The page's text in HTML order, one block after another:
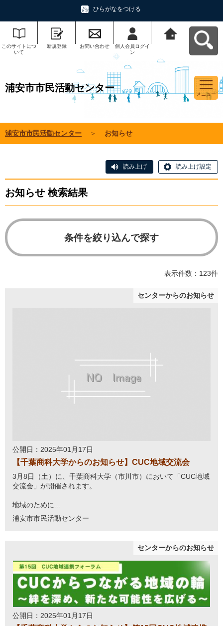
ひらがなをつける
このサイトにつ
いて
新規登録 お問い合わせ
個人会員ログイ
ン
浦安市市民活動センター
メニュー
浦安市市民活動センター ＞ お知らせ
読み上げ 読み上げ設定
お知らせ 検索結果
条件を絞り込んで探す
表示件数：123件
センターからのお知らせ
公開日：2025年01月17日
【千葉商科大学からのお知らせ】CUC地域交流会
3月8日（土）に、千葉商科大学（市川市）において「CUC地域
交流会」が開催されます。
地域のために...
浦安市市民活動センター
センターからのお知らせ
公開日：2025年01月17日